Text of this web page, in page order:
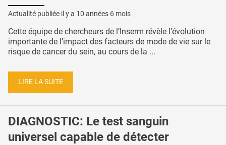
Actualité publiée il y a 10 années 6 mois
Cette équipe de chercheurs de l’Inserm révèle l’évolution
importante de l’impact des facteurs de mode de vie sur le
risque de cancer du sein, au cours de la ...
LIRE LA SUITE
DIAGNOSTIC: Le test sanguin
universel capable de détecter